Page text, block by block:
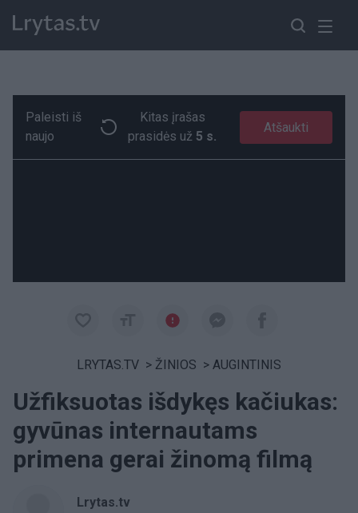
Paremkite Ukrainą
Paleisti iš
naujo
Kitas įrašas
prasidės už 4 s.
Atšaukti
LRYTAS.TV > ŽINIOS > AUGINTINIS
Užfiksuotas išdykęs kačiukas:
gyvūnas internautams
primena gerai žinomą filmą
Lrytas.tv